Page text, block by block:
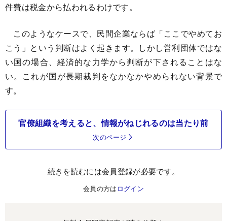
件費は税金から払われるわけです。
このようなケースで、民間企業ならば「ここでやめてお
こう」という判断はよく起きます。しかし営利団体ではな
い国の場合、経済的な力学から判断が下されることはな
い。これが国が長期裁判をなかなかやめられない背景で
す。
官僚組織を考えると、情報がねじれるのは当たり前
次のページ
続きを読むには会員登録が必要です。
会員の方は ログイン